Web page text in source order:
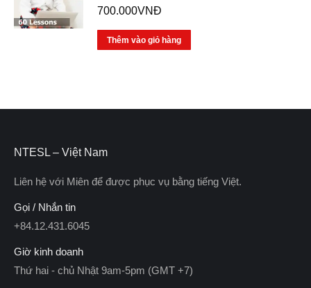
700.000VNĐ
Thêm vào giỏ hàng
NTESL – Việt Nam
Liên hệ với Miên để được phục vụ bằng tiếng Việt.
Gọi / Nhắn tin
+84.12.431.6045
Giờ kinh doanh
Thứ hai - chủ Nhật 9am-5pm (GMT +7)